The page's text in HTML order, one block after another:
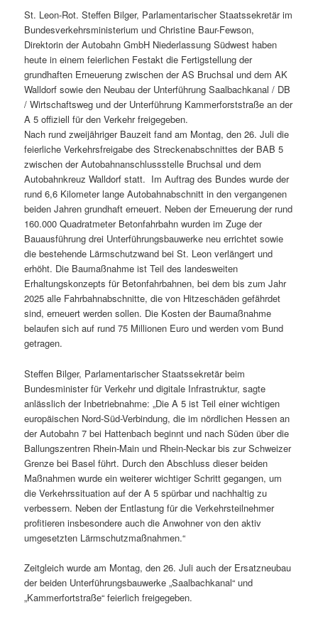
St. Leon-Rot. Steffen Bilger, Parlamentarischer Staatssekretär im
Bundesverkehrsministerium und Christine Baur-Fewson,
Direktorin der Autobahn GmbH Niederlassung Südwest haben
heute in einem feierlichen Festakt die Fertigstellung der
grundhaften Erneuerung zwischen der AS Bruchsal und dem AK
Walldorf sowie den Neubau der Unterführung Saalbachkanal / DB
/ Wirtschaftsweg und der Unterführung Kammerforststraße an der
A 5 offiziell für den Verkehr freigegeben.
Nach rund zweijähriger Bauzeit fand am Montag, den 26. Juli die
feierliche Verkehrsfreigabe des Streckenabschnittes der BAB 5
zwischen der Autobahnanschlussstelle Bruchsal und dem
Autobahnkreuz Walldorf statt. Im Auftrag des Bundes wurde der
rund 6,6 Kilometer lange Autobahnabschnitt in den vergangenen
beiden Jahren grundhaft erneuert. Neben der Erneuerung der rund
160.000 Quadratmeter Betonfahrbahn wurden im Zuge der
Bauausführung drei Unterführungsbauwerke neu errichtet sowie
die bestehende Lärmschutzwand bei St. Leon verlängert und
erhöht. Die Baumaßnahme ist Teil des landesweiten
Erhaltungskonzepts für Betonfahrbahnen, bei dem bis zum Jahr
2025 alle Fahrbahnabschnitte, die von Hitzeschäden gefährdet
sind, erneuert werden sollen. Die Kosten der Baumaßnahme
belaufen sich auf rund 75 Millionen Euro und werden vom Bund
getragen.
Steffen Bilger, Parlamentarischer Staatssekretär beim
Bundesminister für Verkehr und digitale Infrastruktur, sagte
anlässlich der Inbetriebnahme: „Die A 5 ist Teil einer wichtigen
europäischen Nord-Süd-Verbindung, die im nördlichen Hessen an
der Autobahn 7 bei Hattenbach beginnt und nach Süden über die
Ballungszentren Rhein-Main und Rhein-Neckar bis zur Schweizer
Grenze bei Basel führt. Durch den Abschluss dieser beiden
Maßnahmen wurde ein weiterer wichtiger Schritt gegangen, um
die Verkehrssituation auf der A 5 spürbar und nachhaltig zu
verbessern. Neben der Entlastung für die Verkehrsteilnehmer
profitieren insbesondere auch die Anwohner von den aktiv
umgesetzten Lärmschutzmaßnahmen.“
Zeitgleich wurde am Montag, den 26. Juli auch der Ersatzneubau
der beiden Unterführungsbauwerke „Saalbachkanal“ und
„Kammerfortstraße“ feierlich freigegeben.